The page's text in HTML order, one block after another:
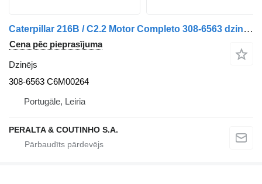
Caterpillar 216B / C2.2 Motor Completo 308-6563 dzinējs paredzēts Caterpillar kravas automašīnas
Cena pēc pieprasījuma
Dzinējs
308-6563 C6M00264
Portugāle, Leiria
PERALTA & COUTINHO S.A.